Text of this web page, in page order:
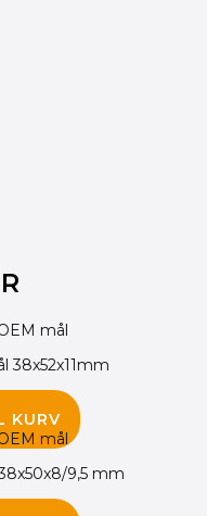
38x52x11mm
KURV
9,5 mm